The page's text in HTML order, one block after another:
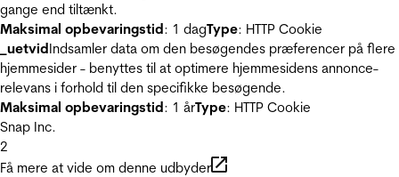
gange end tiltænkt.
Maksimal opbevaringstid: 1 dagType: HTTP Cookie
_uetvidIndsamler data om den besøgendes præferencer på flere
hjemmesider - benyttes til at optimere hjemmesidens annonce-
relevans i forhold til den specifikke besøgende.
Maksimal opbevaringstid: 1 årType: HTTP Cookie
Snap Inc.
2
Få mere at vide om denne udbyder